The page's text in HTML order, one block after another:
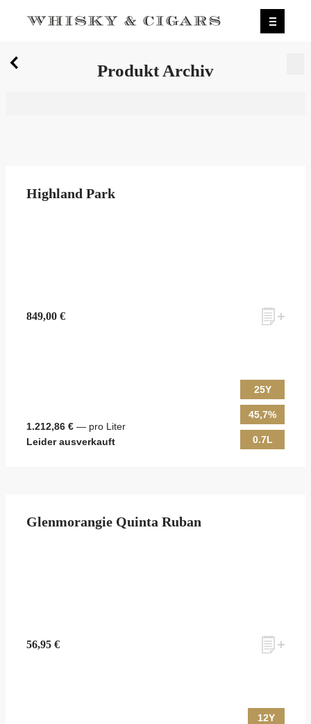
Wir wurden zum besten Whiskyshop Deutschlands
Produkt Archiv
Highland Park
849,00 €
1.212,86 € — pro Liter
Leider ausverkauft
25Y
45,7%
0.7L
Glenmorangie Quinta Ruban
56,95 €
12Y